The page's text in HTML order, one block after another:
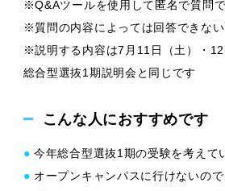
※Q&Aツールを使用して匿名で質問
※質問の内容によっては回答できな
※説明する内容は7月11日（土）・
総合型選抜1期説明会と同じです
こんな人におすすめです
● 今年総合型選抜1期の受験を考えて
● オープンキャンパスに行けないの